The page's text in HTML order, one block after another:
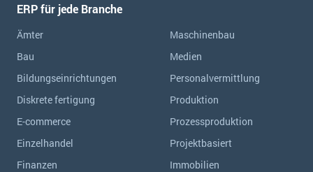
ERP für jede Branche
Ämter
Bau
Bildungseinrichtungen
Diskrete fertigung
E-commerce
Einzelhandel
Finanzen
Maschinenbau
Medien
Personalvermittlung
Produktion
Prozessproduktion
Projektbasiert
Immobilien